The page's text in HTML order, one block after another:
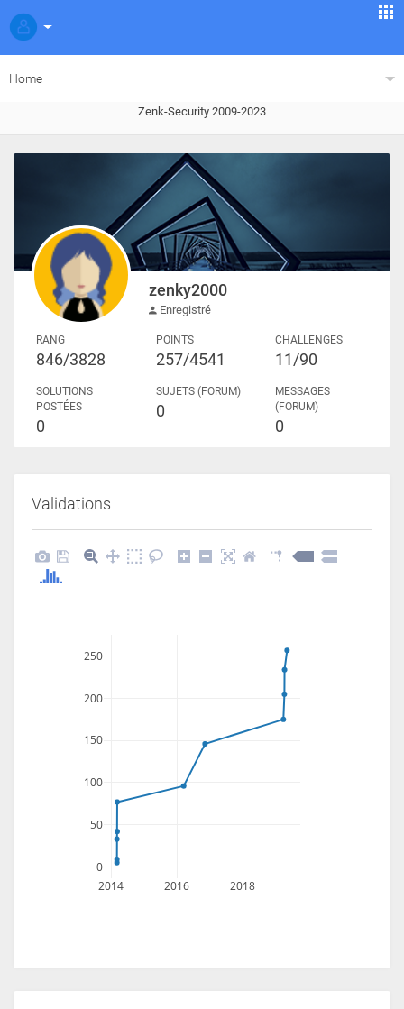
Home
Zenk-Security 2009-2023
zenky2000
Enregistré
RANG
846/3828
POINTS
257/4541
CHALLENGES
11/90
SOLUTIONS
POSTÉES
0
SUJETS (FORUM)
0
MESSAGES
(FORUM)
0
Validations
2014 2016 2018
0
50
100
150
200
250